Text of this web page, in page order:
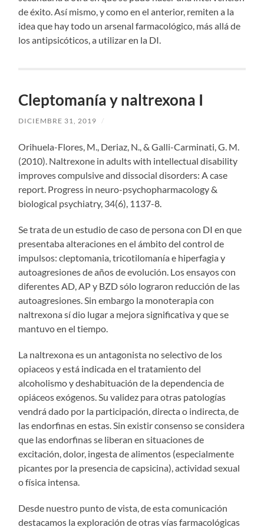
de éxito. Así mismo, y como en el anterior, remiten a la
idea que hay todo un arsenal farmacológico, más allá de
los antipsicóticos, a utilizar en la DI.
Cleptomanía y naltrexona I
DICIEMBRE 31, 2019 /
Orihuela-Flores, M., Deriaz, N., & Galli-Carminati, G. M.
(2010). Naltrexone in adults with intellectual disability
improves compulsive and dissocial disorders: A case
report. Progress in neuro-psychopharmacology &
biological psychiatry, 34(6), 1137-8.
Se trata de un estudio de caso de persona con DI en que
presentaba alteraciones en el ámbito del control de
impulsos: cleptomania, tricotilomanía e hiperfagia y
autoagresiones de años de evolución. Los ensayos con
diferentes AD, AP y BZD sólo lograron reducción de las
autoagresiones. Sin embargo la monoterapia con
naltrexona sí dio lugar a mejora significativa y que se
mantuvo en el tiempo.
La naltrexona es un antagonista no selectivo de los
opiaceos y está indicada en el tratamiento del
alcoholismo y deshabituación de la dependencia de
opiáceos exógenos. Su validez para otras patologías
vendrá dado por la participación, directa o indirecta, de
las endorfinas en estas. Sin existir consenso se considera
que las endorfinas se liberan en situaciones de
excitación, dolor, ingesta de alimentos (especialmente
picantes por la presencia de capsicina), actividad sexual
o física intensa.
Desde nuestro punto de vista, de esta comunicación
destacamos la exploración de otras vías farmacológicas